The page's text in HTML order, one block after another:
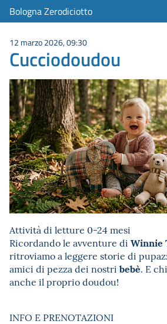
Bologna Zerodiciotto
12 marzo 2026, 09:30
Cucciodoudou
Attività di letture 0-24 mesi
Ricordando le avventure di Winnie
ritroviamo a leggere storie di
amici di pezza dei nostri bebè. E
anche il proprio doudou!
INFO E PRENOTAZIONI